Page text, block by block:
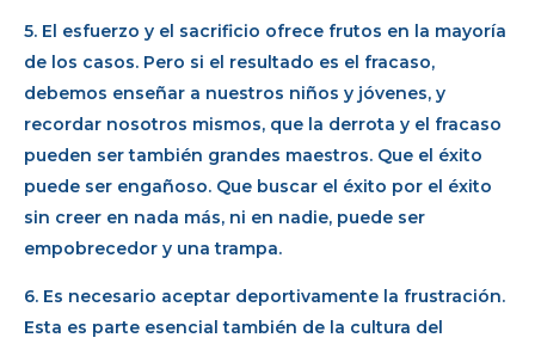
5. El esfuerzo y el sacrificio ofrece frutos en la mayoría
de los casos. Pero si el resultado es el fracaso,
debemos enseñar a nuestros niños y jóvenes, y
recordar nosotros mismos, que la derrota y el fracaso
pueden ser también grandes maestros. Que el éxito
puede ser engañoso. Que buscar el éxito por el éxito
sin creer en nada más, ni en nadie, puede ser
empobrecedor y una trampa.
6. Es necesario aceptar deportivamente la frustración.
Esta es parte esencial también de la cultura del